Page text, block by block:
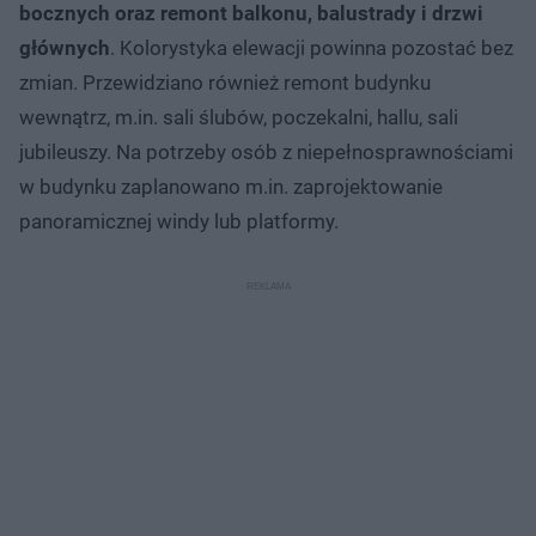
bocznych oraz remont balkonu, balustrady i drzwi
głównych. Kolorystyka elewacji powinna pozostać bez
zmian. Przewidziano również remont budynku
wewnątrz, m.in. sali ślubów, poczekalni, hallu, sali
jubileuszy. Na potrzeby osób z niepełnosprawnościami
w budynku zaplanowano m.in. zaprojektowanie
panoramicznej windy lub platformy.